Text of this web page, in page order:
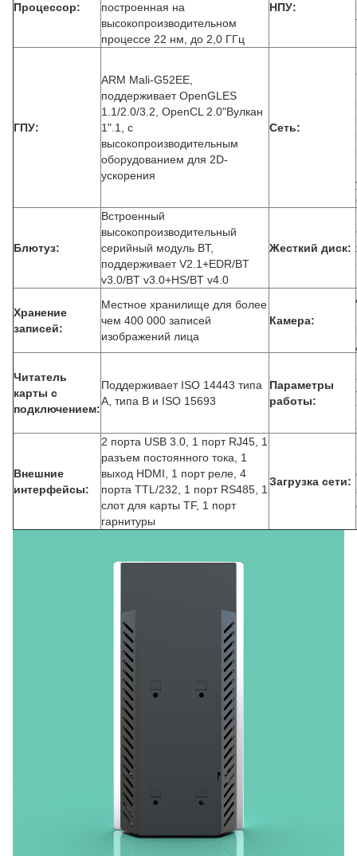
Процессор:
построенная на
высокопроизводительном
процессе 22 нм, до 2,0 ГГц
НПУ:
ГПУ:
ARM Mali-G52EE,
поддерживает OpenGLES
1.1/2.0/3.2, OpenCL 2.0"Вулкан
1".1, с
высокопроизводительным
оборудованием для 2D-
ускорения
Сеть:
Блютуз:
Встроенный
высокопроизводительный
серийный модуль BT,
поддерживает V2.1+EDR/BT
v3.0/BT v3.0+HS/BT v4.0
Жесткий диск:
Хранение
записей:
Местное хранилище для более
чем 400 000 записей
изображений лица
Камера:
Читатель
карты с
подключением:
Поддерживает ISO 14443 типа
А, типа В и ISO 15693
Параметры
работы:
Внешние
интерфейсы:
2 порта USB 3.0, 1 порт RJ45, 1
разъем постоянного тока, 1
выход HDMI, 1 порт реле, 4
порта TTL/232, 1 порт RS485, 1
слот для карты TF, 1 порт
гарнитуры
Загрузка сети: